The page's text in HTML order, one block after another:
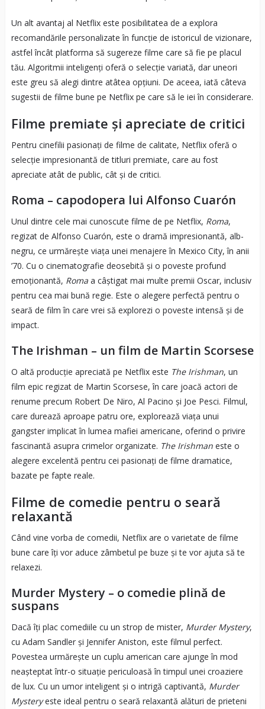
Un alt avantaj al Netflix este posibilitatea de a explora
recomandările personalizate în funcție de istoricul de vizionare,
astfel încât platforma să sugereze filme care să fie pe placul
tău. Algoritmii inteligenți oferă o selecție variată, dar uneori
este greu să alegi dintre atâtea opțiuni. De aceea, iată câteva
sugestii de filme bune pe Netflix pe care să le iei în considerare.
Filme premiate și apreciate de critici
Pentru cinefilii pasionați de filme de calitate, Netflix oferă o
selecție impresionantă de titluri premiate, care au fost
apreciate atât de public, cât și de critici.
Roma – capodopera lui Alfonso Cuarón
Unul dintre cele mai cunoscute filme de pe Netflix, Roma,
regizat de Alfonso Cuarón, este o dramă impresionantă, alb-
negru, ce urmărește viața unei menajere în Mexico City, în anii
’70. Cu o cinematografie deosebită și o poveste profund
emoționantă, Romaa câștigat mai multe premii Oscar, inclusiv
pentru cea mai bună regie. Este o alegere perfectă pentru o
seară de film în care vrei să explorezi o poveste intensă și de
impact.
The Irishman – un film de Martin Scorsese
O altă producție apreciată pe Netflix este The Irishman, un
film epic regizat de Martin Scorsese, în care joacă actori de
renume precum Robert De Niro, Al Pacino și Joe Pesci. Filmul,
care durează aproape patru ore, explorează viața unui
gangster implicat în lumea mafiei americane, oferind o privire
fascinantă asupra crimelor organizate. The Irishmaneste o
alegere excelentă pentru cei pasionați de filme dramatice,
bazate pe fapte reale.
Filme de comedie pentru o seară
relaxantă
Când vine vorba de comedii, Netflix are o varietate de filme
bune care îți vor aduce zâmbetul pe buze și te vor ajuta să te
relaxezi.
Murder Mystery – o comedie plină de
suspans
Dacă îți plac comediile cu un strop de mister, Murder Mystery,
cu Adam Sandler și Jennifer Aniston, este filmul perfect.
Povestea urmărește un cuplu american care ajunge în mod
neașteptat într-o situație periculoasă în timpul unei croaziere
de lux. Cu un umor inteligent și o intrigă captivantă, Murder
Mysteryeste ideal pentru o seară relaxantă alături de prieteni